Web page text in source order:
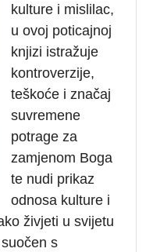
kulture i mislilac,
u ovoj poticajnoj
knjizi istražuje
kontroverzije,
teškoće i značaj
suvremene
potrage za
zamjenom Boga
te nudi prikaz
odnosa kulture i
živjeti u svijetu
s